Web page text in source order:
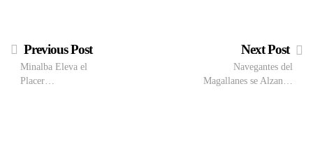
Previous Post
Minalba Eleva el
Placer…
Next Post
Navegantes del
Magallanes se Alzan…